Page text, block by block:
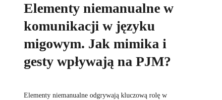
Elementy niemanualne w
komunikacji w języku
migowym. Jak mimika i
gesty wpływają na PJM?
Elementy niemanualne odgrywają kluczową rolę w